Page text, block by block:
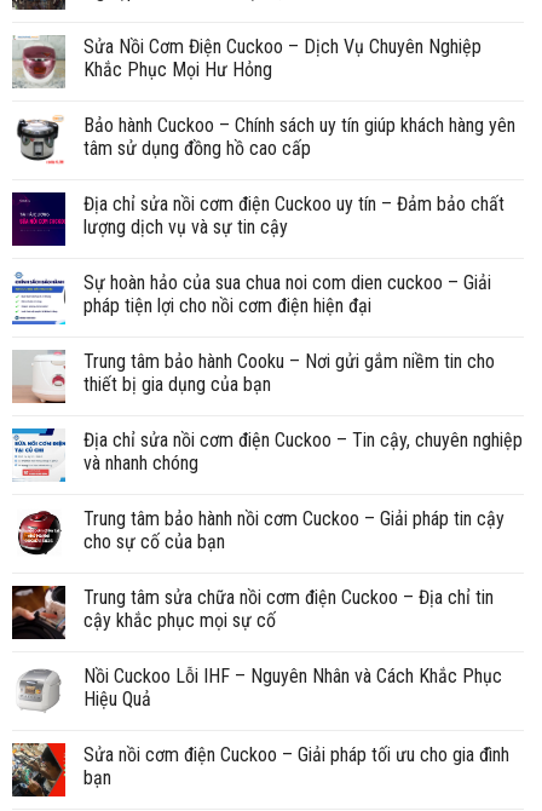
Sửa Nồi Cơm Điện Cuckoo – Dịch Vụ Chuyên Nghiệp
Khắc Phục Mọi Hư Hỏng
Bảo hành Cuckoo – Chính sách uy tín giúp khách hàng yên
tâm sử dụng đồng hồ cao cấp
Địa chỉ sửa nồi cơm điện Cuckoo uy tín – Đảm bảo chất
lượng dịch vụ và sự tin cậy
Sự hoàn hảo của sua chua noi com dien cuckoo – Giải
pháp tiện lợi cho nồi cơm điện hiện đại
Trung tâm bảo hành Cooku – Nơi gửi gắm niềm tin cho
thiết bị gia dụng của bạn
Địa chỉ sửa nồi cơm điện Cuckoo – Tin cậy, chuyên nghiệp
và nhanh chóng
Trung tâm bảo hành nồi cơm Cuckoo – Giải pháp tin cậy
cho sự cố của bạn
Trung tâm sửa chữa nồi cơm điện Cuckoo – Địa chỉ tin
cậy khắc phục mọi sự cố
Nồi Cuckoo Lỗi IHF – Nguyên Nhân và Cách Khắc Phục
Hiệu Quả
Sửa nồi cơm điện Cuckoo – Giải pháp tối ưu cho gia đình
bạn